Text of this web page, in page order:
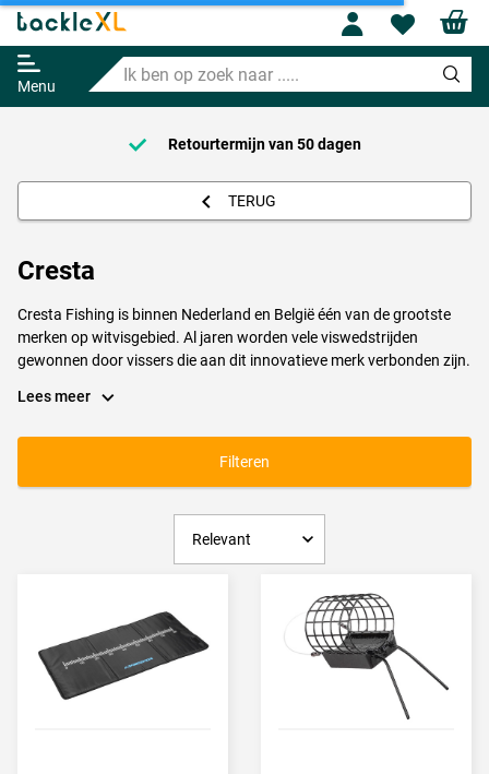
Menu
Ik
ben
op
naar
Profile
Retourtermijn van 50 dagen
TERUG
Cresta
Cresta Fishing is binnen Nederland en België één van de grootste
merken op witvisgebied. Al jaren worden vele viswedstrijden
gewonnen door vissers die aan dit innovatieve merk verbonden zijn.
materialen waar je als fanatieke witvisser naar op zoek bent!
niet voor niets. Voor zowel de normale feedervisserij met
voerkorven als het vissen met de method feeder heeft Cresta de
juiste artikelen paraat. Denk hierbij niet alleen aan het kleine
materiaal, maar ook op het gebied van kleding, vistassen, molens,
stoelen en netten heeft Cresta het assortiment meer dan prima in
Cresta Witvisspullen
Bezoek je één van de topwedstrijden in de witvisserij? Dan kom je
met regelmaat een Cresta leefnet, Cresta foudraal of Cresta hengel
tegen. Niet gek, want de nationale topvissers zijn gek op Cresta!
Lees meer
Filteren